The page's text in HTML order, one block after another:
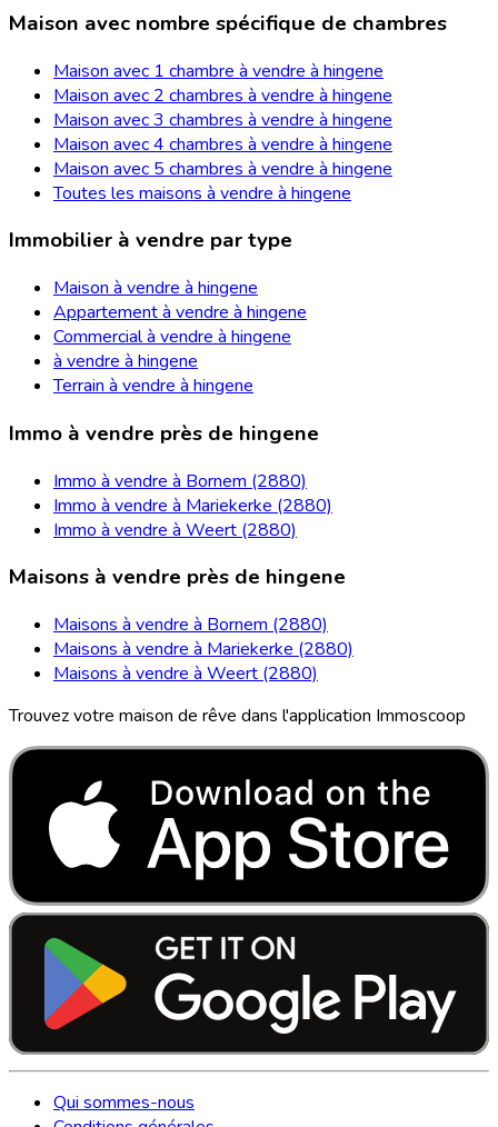
Maison avec nombre spécifique de chambres
Maison avec 1 chambre à vendre à hingene
Maison avec 2 chambres à vendre à hingene
Maison avec 3 chambres à vendre à hingene
Maison avec 4 chambres à vendre à hingene
Maison avec 5 chambres à vendre à hingene
Toutes les maisons à vendre à hingene
Immobilier à vendre par type
Maison à vendre à hingene
Appartement à vendre à hingene
Commercial à vendre à hingene
à vendre à hingene
Terrain à vendre à hingene
Immo à vendre près de hingene
Immo à vendre à Bornem (2880)
Immo à vendre à Mariekerke (2880)
Immo à vendre à Weert (2880)
Maisons à vendre près de hingene
Maisons à vendre à Bornem (2880)
Maisons à vendre à Mariekerke (2880)
Maisons à vendre à Weert (2880)
Trouvez votre maison de rêve dans l'application Immoscoop
Qui sommes-nous